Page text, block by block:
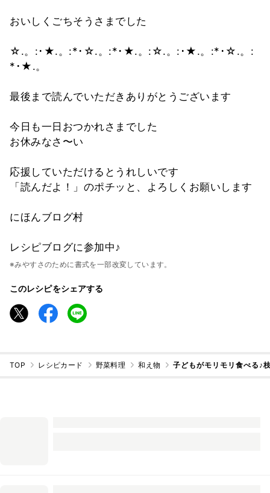
おいしくごちそうさまでした
☆.。:･★.。:*･☆.。:*･★.。:☆.。:･★.。:*･☆.。:
*･★.。
最後まで読んでいただきありがとうございます
今日も一日おつかれさまでした
お休みなさ〜い
応援していただけるとうれしいです
「読んだよ！」のポチッと、よろしくお願いします
にほんブログ村
レシピブログに参加中♪
※みやすさのために書式を一部改変しています。
このレシピをシェアする
TOP レシピカード 野菜料理 和え物 子どもがモリモリ食べる♪